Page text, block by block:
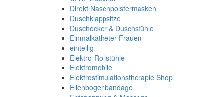
Direkt Nasenpolstermasken
Duschklappsitze
Duschocker & Duschstühle
Einmalkatheter Frauen
einteilig
Elektro-Rollstühle
Elektromobile
Elektrostimulationstherapie Shop
Ellenbogenbandage